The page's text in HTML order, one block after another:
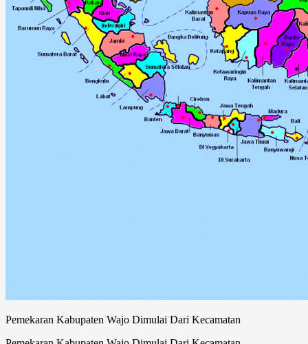
Pemekaran Kabupaten Wajo Dimulai Dari Kecamatan